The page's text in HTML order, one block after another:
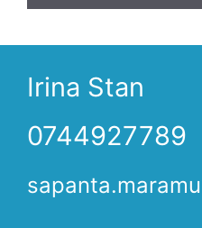
Irina Stan
0744927789